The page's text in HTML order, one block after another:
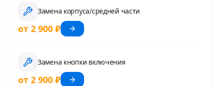
Замена корпуса/средней части
от 2 900 ₽
Замена кнопки включения
от 2 900 ₽